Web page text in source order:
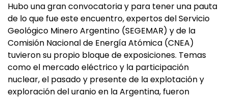
Hubo una gran convocatoria y para tener una pauta
de lo que fue este encuentro, expertos del Servicio
Geológico Minero Argentino (SEGEMAR) y de la
Comisión Nacional de Energía Atómica (CNEA)
tuvieron su propio bloque de exposiciones. Temas
como el mercado eléctrico y la participación
nuclear, el pasado y presente de la explotación y
exploración del uranio en la Argentina, fueron